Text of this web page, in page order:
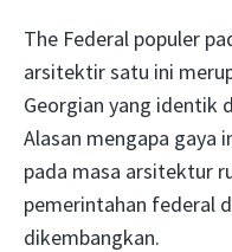
The Federal populer
arsitektir satu ini
Georgian yang identik
Alasan mengapa gaya
pada masa arsitektur
pemerintahan federal
dikembangkan.